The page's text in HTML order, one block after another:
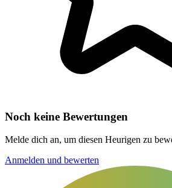
Noch keine Bewertungen
Melde dich an, um diesen Heurigen zu
Anmelden und bewerten